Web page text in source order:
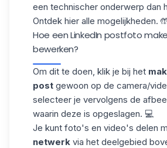
een technischer onderwerp dan
Ontdek hier alle mogelijkheden.
Hoe een LinkedIn postfoto
bewerken?
Om dit te doen, klik je bij het
post gewoon op de camera/
selecteer je vervolgens de
waarin deze is opgeslagen. 💻
Je kunt foto's en video's delen
netwerk via het deelgebied